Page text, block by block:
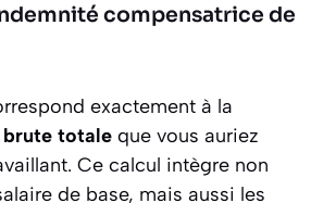
compensatrice de
exactement à la
totale que vous auriez
Ce calcul intègre non
de base, mais aussi les